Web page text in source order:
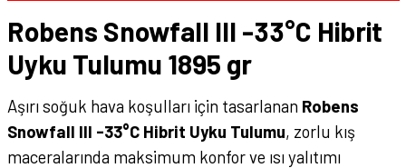
Robens Snowfall III -33°C Hibrit
Uyku Tulumu 1895 gr
Aşırı soğuk hava koşulları için tasarlanan Robens
Snowfall III -33°C Hibrit Uyku Tulumu, zorlu kış
maceralarında maksimum konfor ve ısı yalıtımı